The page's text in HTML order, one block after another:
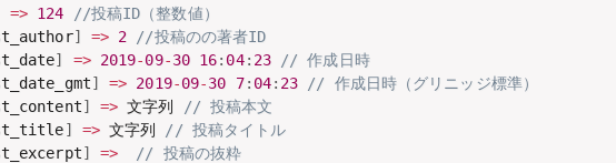
=> 124
//投稿ID（整数値）
] => 2
//投稿のの著者ID
] => 2019-09-30 16: 04: 23
// 作成日時
] => 2019-09-30 7: 04: 23
// 作成日時（グリニッジ標準）
] => 文字列
// 投稿本文
] => 文字列 // 投稿タイトル
] =>
// 投稿の抜粋